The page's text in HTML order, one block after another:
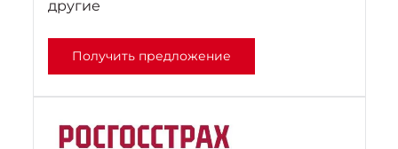
другие
Получить предложение